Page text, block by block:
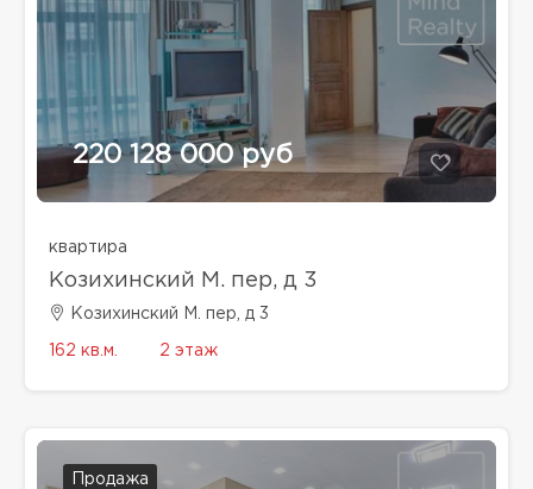
220 128 000 руб
квартира
Козихинский М. пер, д 3
Козихинский М. пер, д 3
162 кв.м. 2 этаж
Продажа